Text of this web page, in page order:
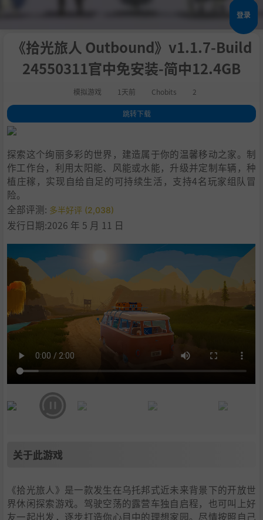
登录
《拾光旅人 Outbound》v1.1.7-Build
24550311官中免安装-简中12.4GB
模拟游戏 1天前 Chobits 2
跳转下载
1
3.建造与制作
4.种植
5.永远的挚友
6.
8 . 支持作者
10
学习
探索这个绚丽多彩的世界，建造属于你的温馨移动之家。制
作工作台，利用太阳能、风能或水能，升级并定制车辆，种
植庄稼，实现自给自足的可持续生活，支持4名玩家组队冒
险。
全部评测: 多半好评 (2,038)
发行日期:2026 年 5 月 11 日
关于此游戏
《拾光旅人》是一款发生在乌托邦式近未来背景下的开放世
界休闲探索游戏。驾驶空荡的露营车独自启程，也可叫上好
友一起出发，逐步打造你心目中的理想家园。尽情按照自己